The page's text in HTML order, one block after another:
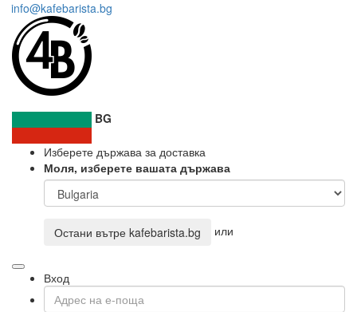
info@kafebarista.bg
BG
Изберете държава за доставка
Моля, изберете вашата държава
Остани вътре kafebarista.bg или
Вход